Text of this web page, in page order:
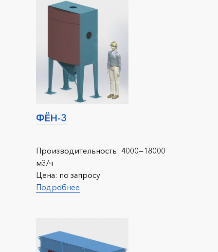
ФЁН-3
Производительность: 4000—18000
м3/ч
Цена: по запросу
Подробнее